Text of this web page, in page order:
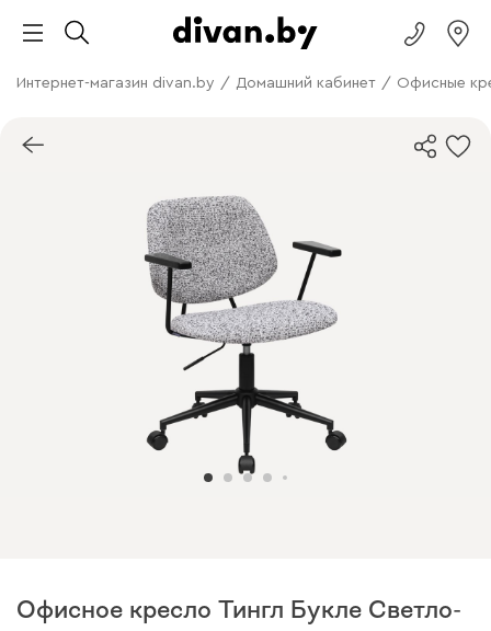
Интернет-магазин divan.by / Домашний кабинет / Офисные
Офисное кресло Тингл Букле Светло-